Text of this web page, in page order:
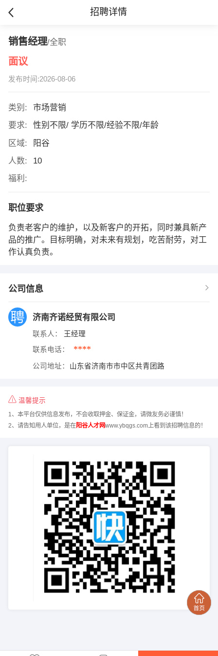
招聘详情
销售经理/全职
面议
发布时间:2026-08-06
类别:
市场营销
要求:
性别不限/ 学历不限/经验不限/年龄
区域:
阳谷
人数:
10
福利:
职位要求
负责老客户的维护，以及新客户的开拓，同时兼具新产
品的推广。目标明确，对未来有规划，吃苦耐劳，对工
作认真负责。
公司信息
济南齐诺经贸有限公司
联系人： 王经理
联系电话： ****
公司地址： 山东省济南市市中区共青团路
温馨提示
1、本平台仅供信息发布，不会收取押金、保证金，请微友务必谨慎！
2、请告知用人单位，是在阳谷人才网www.ybqgs.com上看到该招聘信息的！